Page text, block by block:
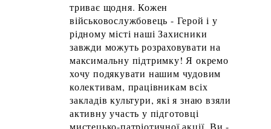
триває щодня. Кожен
військовослужбовець - Герой і у
рідному місті наші Захисники
завжди можуть розраховувати на
максимальну підтримку! Я окремо
хочу подякувати нашим чудовим
колективам, працівникам всіх
закладів культури, які я знаю взяли
активну участь у підготовці
мистецько-патріотичної акції. Ви -